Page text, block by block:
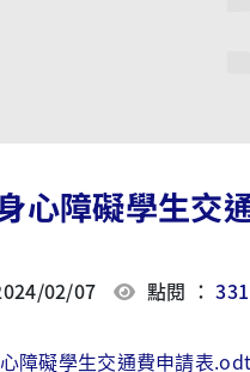
心障礙學生交
02/07 點閱 ：331
障礙學生交通費申請表.odt